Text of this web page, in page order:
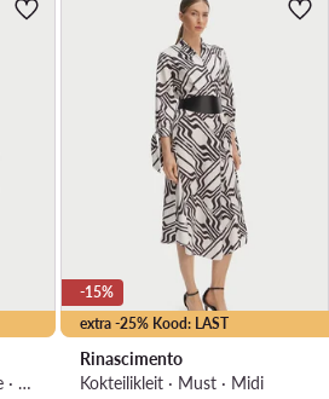
Trapetsseelik · Türkiissinine · Midi
extra -25% Kood: LAST
-15%
Rinascimento
Kokteilikleit · Must · Midi